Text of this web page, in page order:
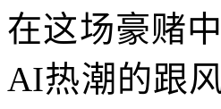
在这场豪赌
AI热潮的跟